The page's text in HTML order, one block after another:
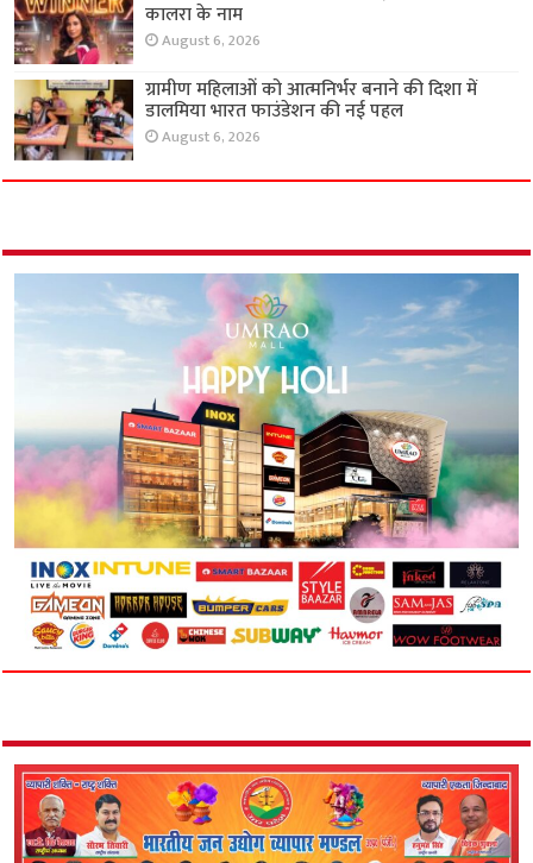
कालरा के नाम
August 6, 2026
ग्रामीण महिलाओं को आत्मनिर्भर बनाने की दिशा में
डालमिया भारत फाउंडेशन की नई पहल
August 6, 2026